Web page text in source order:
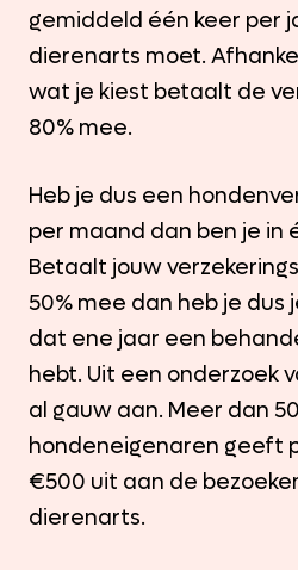
gemiddeld één keer per
dierenarts moet.
wat je kiest betaalt de
80% mee.
Heb je dus een
per maand dan ben je in
Betaalt jouw
50% mee dan heb je dus
dat ene jaar een
hebt. Uit een onderzoek
al gauw aan. Meer dan
hondeneigenaren geeft
€500 uit aan de
dierenarts.